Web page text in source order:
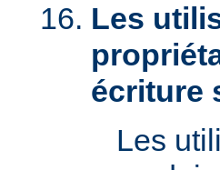
Les
écriture
Les